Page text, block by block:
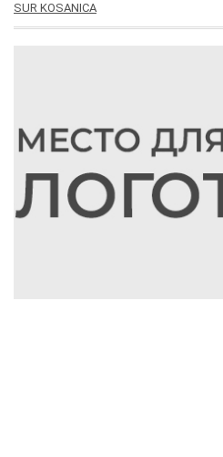
SUR KOSANICA